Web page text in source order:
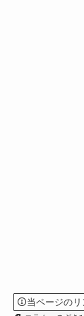
当ページのリ